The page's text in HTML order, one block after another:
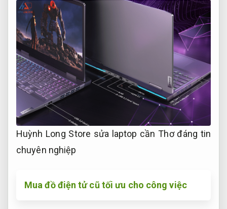
Huỳnh Long Store sửa laptop cần Thơ đáng tin
chuyên nghiệp
Mua đồ điện tử cũ tối ưu cho công việc